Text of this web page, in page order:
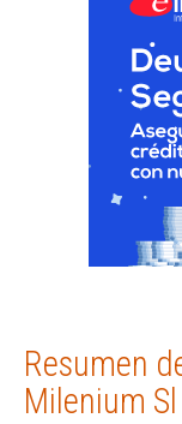
Resumen
Milenium Sl